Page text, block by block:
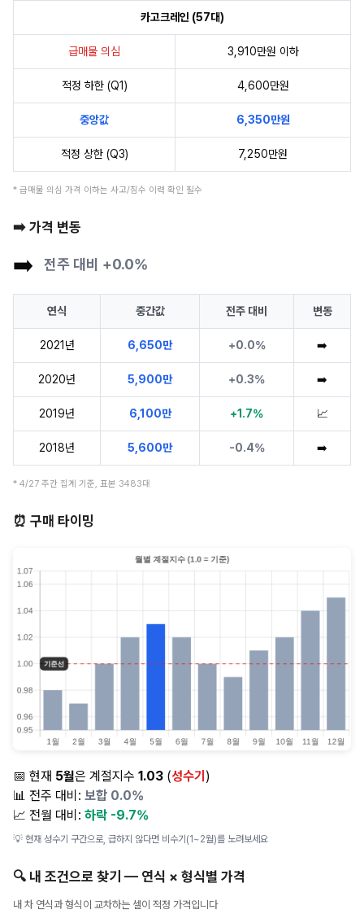
카고크레인 (57대)
급매물 의심 3,910만원 이하
적정 하한 (Q1) 4,600만원
중앙값 6,350만원
적정 상한 (Q3) 7,250만원
* 급매물 의심 가격 이하는 사고/침수 이력 확인 필수
➡️ 가격 변동
➡️ 전주 대비 +0.0%
연식 중간값 전주 대비 변동
2021년 6,650만 +0.0% ➡️
2020년 5,900만 +0.3% ➡️
2019년 6,100만 +1.7% 📈
2018년 5,600만 -0.4% ➡️
* 4/27 주간 집계 기준, 표본 3483대
⏰ 구매 타이밍
📅 현재 5월은 계절지수 1.03 (성수기 )
📊 전주 대비: 보합 0.0%
📈 전월 대비: 하락 -9.7%
💡 현재 성수기 구간으로, 급하지 않다면 비수기(1~2월)를 노려보세요
🔍 내 조건으로 찾기 — 연식 × 형식별 가격
내 차 연식과 형식이 교차하는 셀이 적정 가격입니다